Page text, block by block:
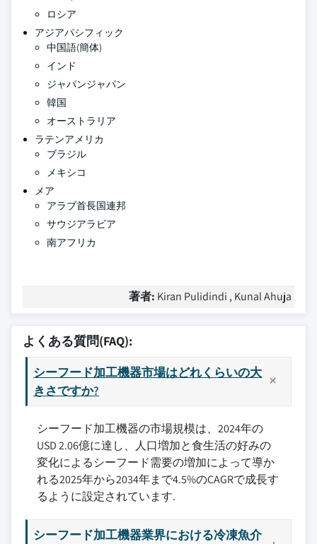
ロシア
アジアパシフィック
中国語(簡体)
インド
ジャパンジャパン
韓国
オーストラリア
ラテンアメリカ
ブラジル
メキシコ
メア
アラブ首長国連邦
サウジアラビア
南アフリカ
著者: Kiran Pulidindi , Kunal Ahuja
よくある質問(FAQ):
シーフード加工機器市場はどれくらいの大
きさですか?
シーフード加工機器の市場規模は、2024年の
USD 2.06億に達し、人口増加と食生活の好みの
変化によるシーフード需要の増加によって導か
れる2025年から2034年まで4.5%のCAGRで成長す
るように設定されています.
シーフード加工機器業界における冷凍魚介